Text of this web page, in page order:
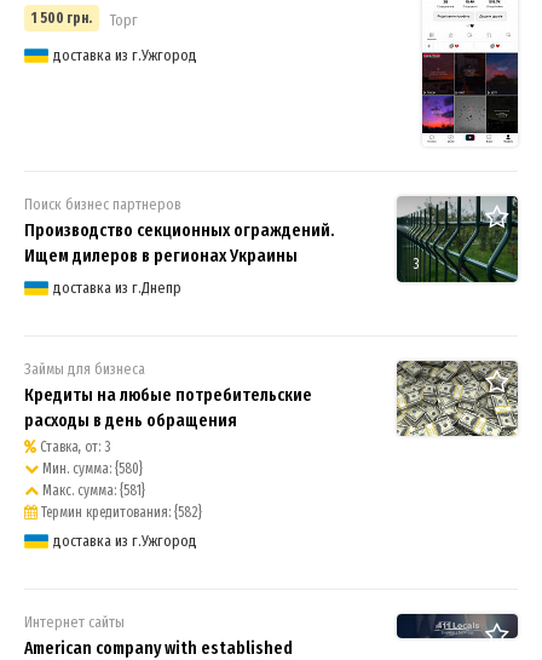
1 500 грн.
Торг
доставка из г.Ужгород
3
Поиск бизнес партнеров
Производство секционных ограждений.
Ищем дилеров в регионах Украины
доставка из г.Днепр
Займы для бизнеса
Кредиты на любые потребительские
расходы в день обращения
Ставка, от: 3
Мин. сумма: {580}
Макс. сумма: {581}
Термин кредитования: {582}
доставка из г.Ужгород
Интернет сайты
American company with established